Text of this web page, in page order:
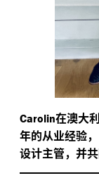
Carolin在澳大
年的从业经验
设计主管，并